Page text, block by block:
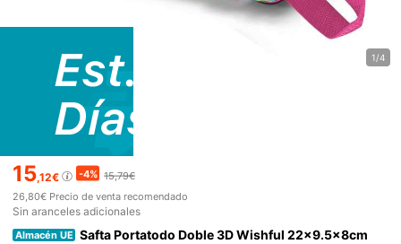
1/4
15,12€ -4% 15,79€
26,80€ Precio de venta recomendado
Sin aranceles adicionales
Almacén UE Safta Portatodo Doble 3D Wishful 22x9.5x8cm